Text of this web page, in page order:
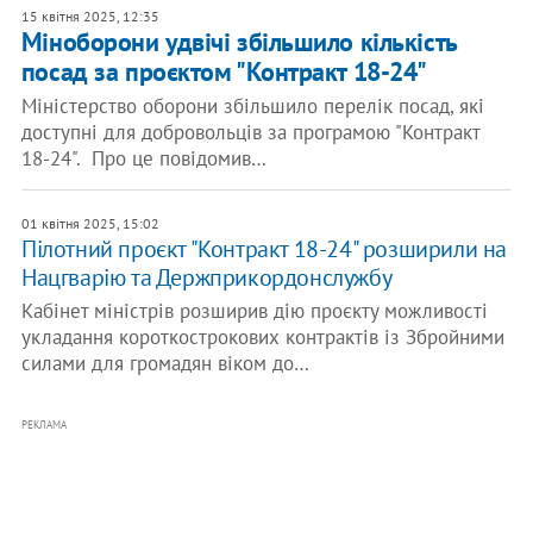
15 квітня 2025, 12:35
Міноборони удвічі збільшило кількість
посад за проєктом "Контракт 18-24"
Міністерство оборони збільшило перелік посад, які
доступні для добровольців за програмою "Контракт
18-24". Про це повідомив…
01 квітня 2025, 15:02
Пілотний проєкт "Контракт 18-24" розширили на
Нацгварію та Держприкордонслужбу
Кабінет міністрів розширив дію проєкту можливості
укладання короткострокових контрактів із Збройними
силами для громадян віком до…
РЕКЛАМА